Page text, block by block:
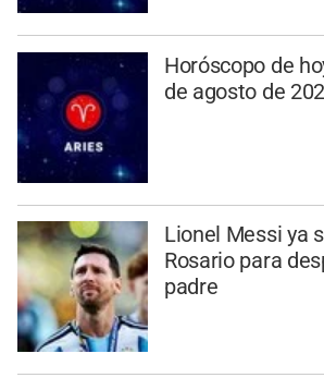
Horóscopo de
de agosto de
Lionel Messi ya
Rosario para
padre